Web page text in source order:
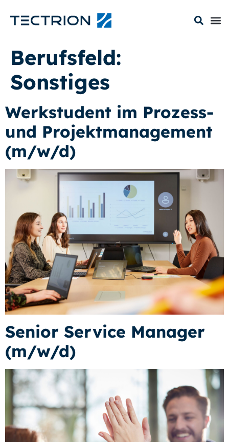
Berufsfeld:
Sonstiges
Werkstudent im Prozess-
und Projektmanagement
(m/w/d)
Senior Service Manager
(m/w/d)